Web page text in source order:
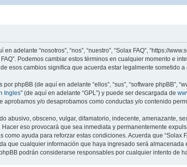
en adelante “nosotros”, “nos”, “nuestro”, “Solax FAQ”, “https://
Podemos cambiar estos términos en cualquier momento e
esos cambios significa que acuerda estar legalmente sometido
phpBB (de aquí en adelante “ellos”, “sus”, “software phpBB”,
Ingles” (de aquí en adelante “GPL”) y puede ser descargada de
aprobamos y/o desaprobamos como conductas y/o contenido
abusivo, obsceno, vulgar, difamatorio, indecente, amenazante,
eso provocará que sea inmediata y permanentemente
como ayuda para reforzar estas condiciones. Acuerda que
que cualquier información que haya ingresado será
podrán considerarse responsables por cualquier intento de